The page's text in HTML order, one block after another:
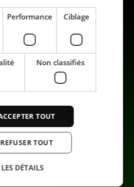
Durabilité
Carrière
Performance Ciblage
Non classifiés
TOUT
REFUSER TOUT
DÉTAILS